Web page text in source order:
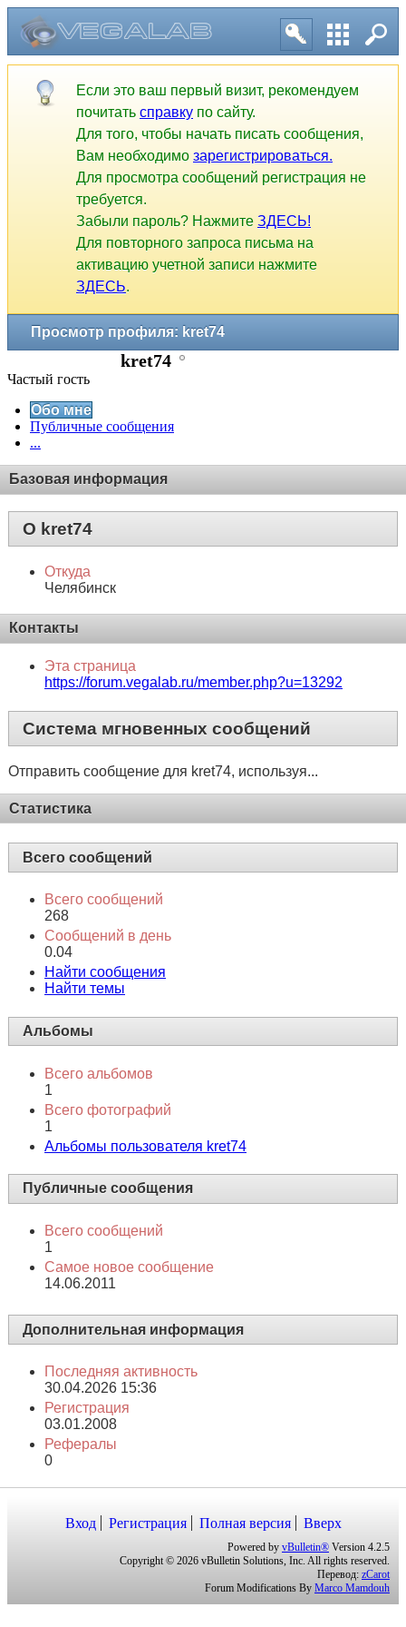
Если это ваш первый визит, рекомендуем
почитать справку по сайту.
Для того, чтобы начать писать сообщения,
Вам необходимо зарегистрироваться.
Для просмотра сообщений регистрация не
требуется.
Забыли пароль? Нажмите ЗДЕСЬ!
Для повторного запроса письма на
активацию учетной записи нажмите
ЗДЕСЬ.
Просмотр профиля: kret74
kret74
Обо мне
Публичные сообщения
Базовая информация
О kret74
Откуда
Контакты
Эта страница
https://forum.vegalab.ru/member.php?u=13292
Система мгновенных сообщений
Статистика
Всего сообщений
268
Сообщений в день
Найти сообщения
Найти темы
Альбомы
Всего альбомов
1
Всего фотографий
1
Альбомы пользователя kret74
Всего сообщений
Самое новое сообщение
14.06.2011
Дополнительная информация
Регистрация
03.01.2008